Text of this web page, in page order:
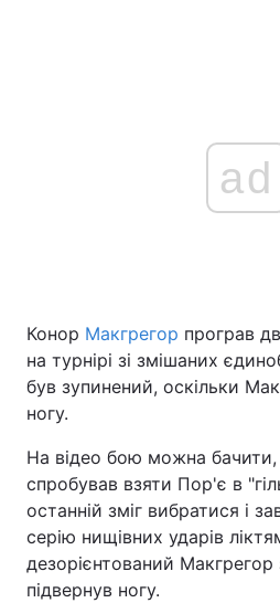
ad
Конор Макгрегор програв
на турнірі зі змішаних
був зупинений, оскільки
ногу.
На відео бою можна
спробував взяти Пор'є в
останній зміг вибратися і
серію нищівних ударів
дезорієнтований Макгрегор
підвернув ногу.